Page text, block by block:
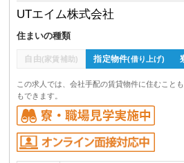
UTエイム株式会社
住まいの種類
自由(家賃補助) 指定物件(借り上げ)
この求人では、会社手配の賃貸物件に住むこと
もできます。